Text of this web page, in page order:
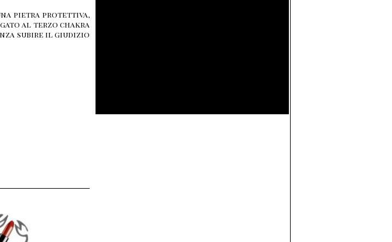
pietra protettiva,
al terzo chakra
subire il giudizio